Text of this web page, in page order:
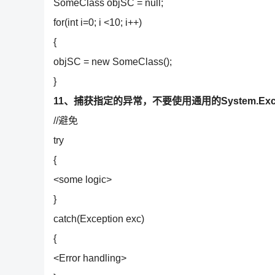
SomeClass objSC = null;
for(int i=0; i <10; i++)
{
objSC = new SomeClass();
}
11、捕获指定的异常，不要使用通用的
//避免
try
{
<some logic>
}
catch(Exception exc)
{
<Error handling>